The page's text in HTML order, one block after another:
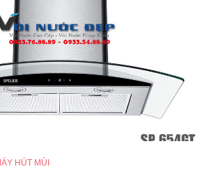
HÚT MÙI